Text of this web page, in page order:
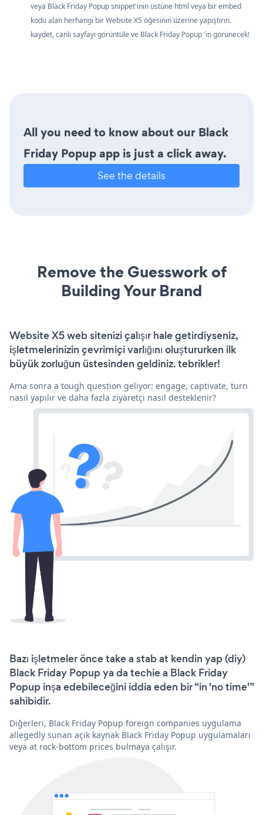
veya Black Friday Popup snippet'inin üstüne html veya bir embed
kodu alan herhangi bir Website X5 öğesinin üzerine yapıştırın.
kaydet, canlı sayfayı görüntüle ve Black Friday Popup 'in görünecek!
All you need to know about our Black
Friday Popup app is just a click away.
See the details
Remove the Guesswork of
Building Your Brand
Website X5 web sitenizi çalışır hale getirdiyseniz,
işletmelerinizin çevrimiçi varlığını oluştururken ilk
büyük zorluğun üstesinden geldiniz. tebrikler!
Ama sonra a tough question geliyor: engage, captivate, turn
nasıl yapılır ve daha fazla ziyaretçi nasıl desteklenir?
Bazı işletmeler önce take a stab at kendin yap (diy)
Black Friday Popup ya da techie a Black Friday
Popup inşa edebileceğini iddia eden bir “in 'no time'”
sahibidir.
Diğerleri, Black Friday Popup foreign companies uygulama
allegedly sunan açık kaynak Black Friday Popup uygulamaları
veya at rock-bottom prices bulmaya çalışır.